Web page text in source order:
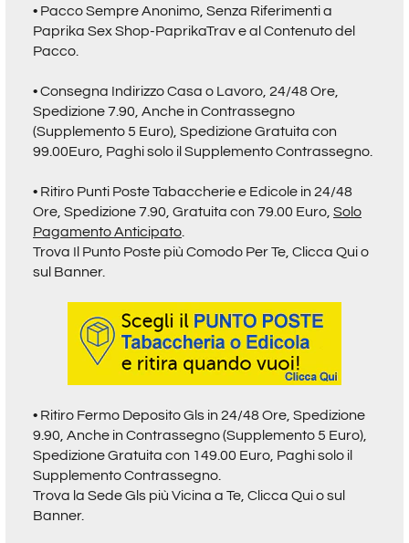
• Pacco Sempre Anonimo, Senza Riferimenti a
Paprika Sex Shop-PaprikaTrave al Contenuto del
Pacco.
• Consegna Indirizzo Casa o Lavoro, 24/48 Ore,
Spedizione 7.90, Anche in Contrassegno
(Supplemento 5 Euro), Spedizione Gratuita con
99.00Euro, Paghi solo il Supplemento Contrassegno.
• Ritiro Punti Poste Tabaccherie e Edicole in 24/48
Ore, Spedizione 7.90, Gratuita con 79.00 Euro, Solo
Pagamento Anticipato.
Trova Il Punto Poste più Comodo Per Te, Clicca Qui o
sul Banner.
• Ritiro Fermo Deposito Gls in 24/48 Ore, Spedizione
9.90, Anche in Contrassegno (Supplemento 5 Euro),
Spedizione Gratuita con 149.00 Euro, Paghi solo il
Supplemento Contrassegno.
Trova la Sede Gls più Vicina a Te, Clicca Qui o sul
Banner.